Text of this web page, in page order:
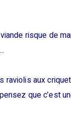
risque de
raviolis aux
que c’est